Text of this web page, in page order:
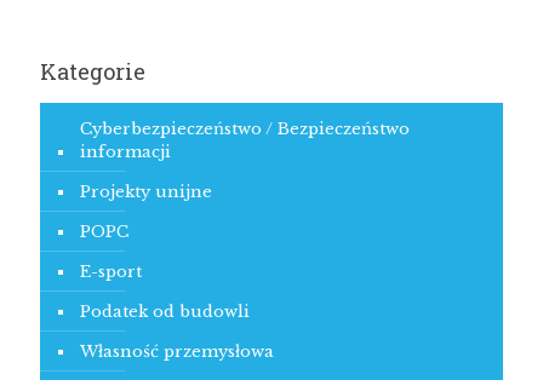
Kategorie
Cyberbezpieczeństwo / Bezpieczeństwo
informacji
Projekty unijne
POPC
E-sport
Podatek od budowli
Własność przemysłowa